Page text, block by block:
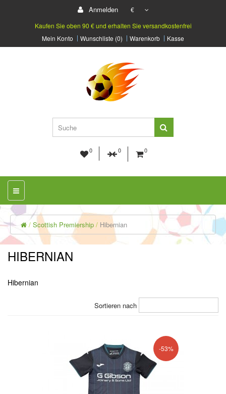
Anmelden
€
Kaufen Sie oben 90 € und erhalten Sie versandkostenfrei
Mein Konto
Wunschliste (0) Warenkorb Kasse
0 0 0
Scottish Premiership Hibernian
HIBERNIAN
Hibernian
Sortieren nach
-53%